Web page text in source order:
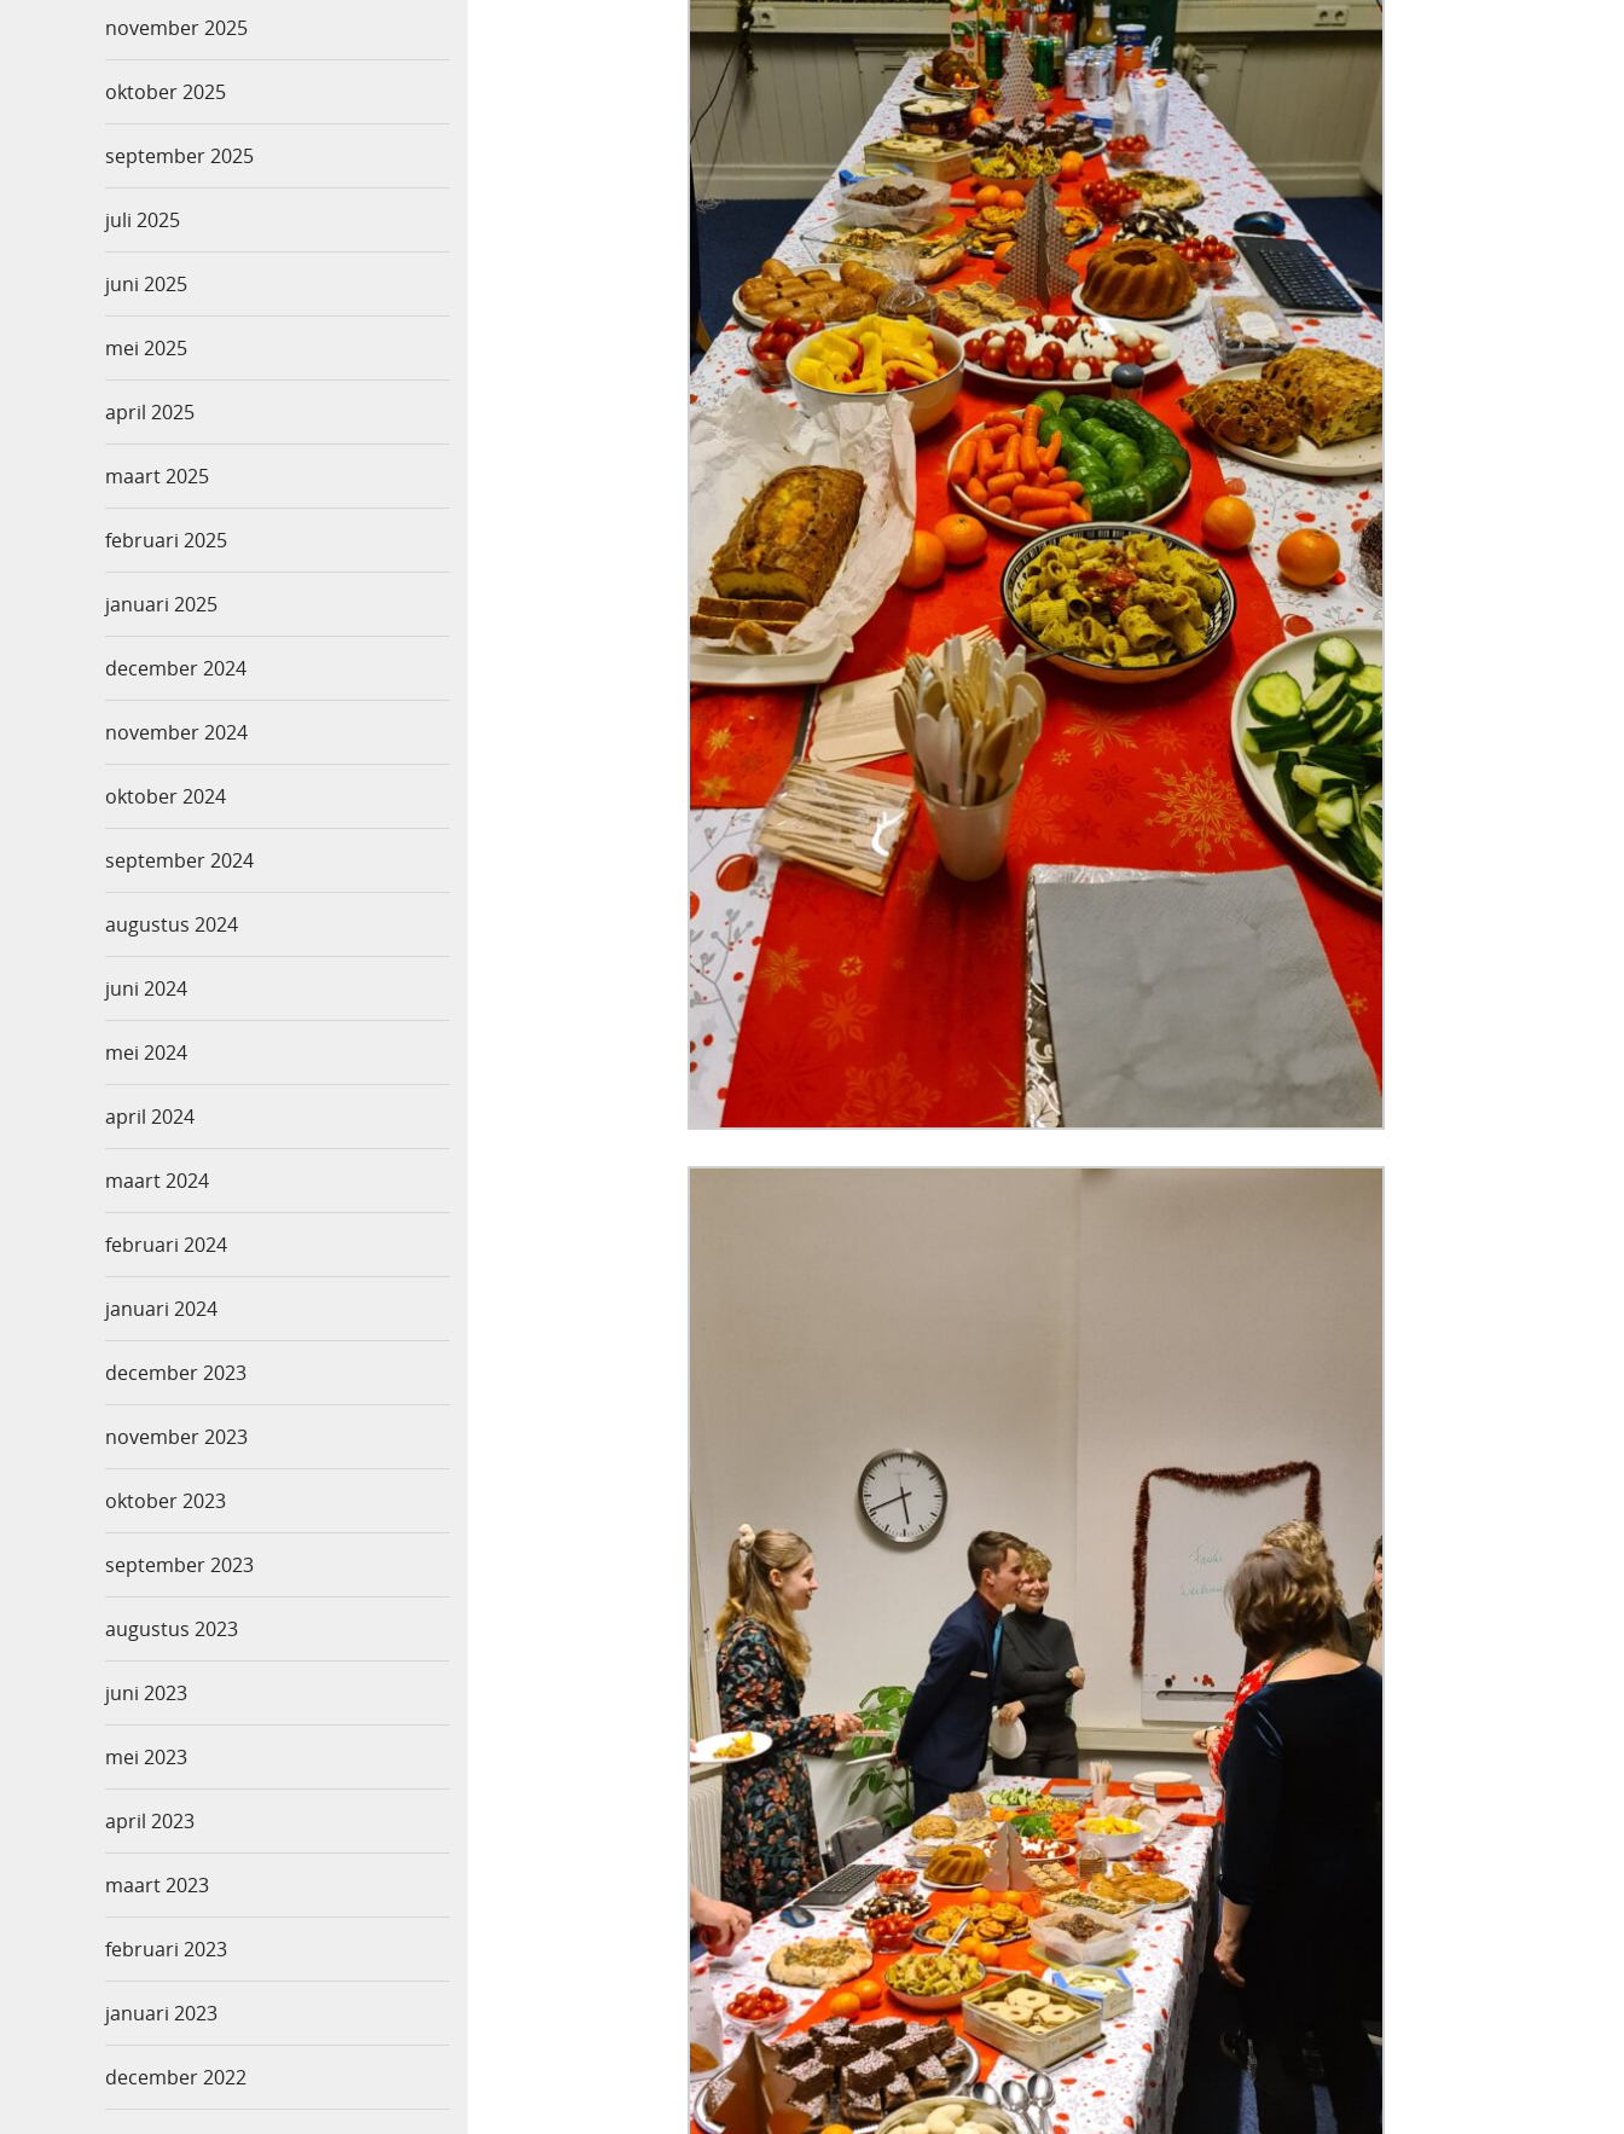
november 2025
oktober 2025
september 2025
juli 2025
juni 2025
mei 2025
april 2025
maart 2025
februari 2025
januari 2025
december 2024
november 2024
oktober 2024
september 2024
augustus 2024
juni 2024
mei 2024
april 2024
maart 2024
februari 2024
januari 2024
december 2023
november 2023
oktober 2023
september 2023
augustus 2023
juni 2023
mei 2023
april 2023
maart 2023
februari 2023
januari 2023
december 2022